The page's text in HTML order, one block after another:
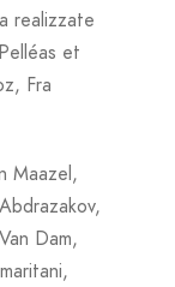
realizzate
et
Fra
Maazel,
Dam,